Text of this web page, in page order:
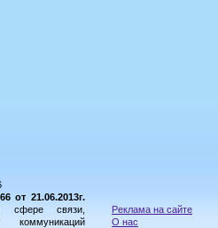
от 21.06.2013г.
сфере связи,
Реклама на сайте
О нас